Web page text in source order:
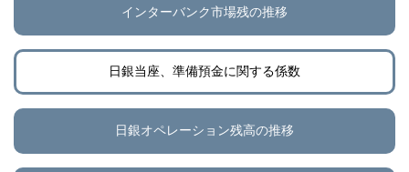
インターバンク市場残の推移
日銀当座、準備預金に関する係数
日銀オペレーション残高の推移